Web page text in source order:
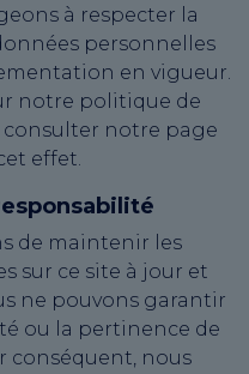
à respecter la
personnelles
en vigueur.
notre politique de
notre page
effet.
de maintenir les
sur ce site à jour et
ne pouvons garantir
ou la pertinence de
conséquent, nous